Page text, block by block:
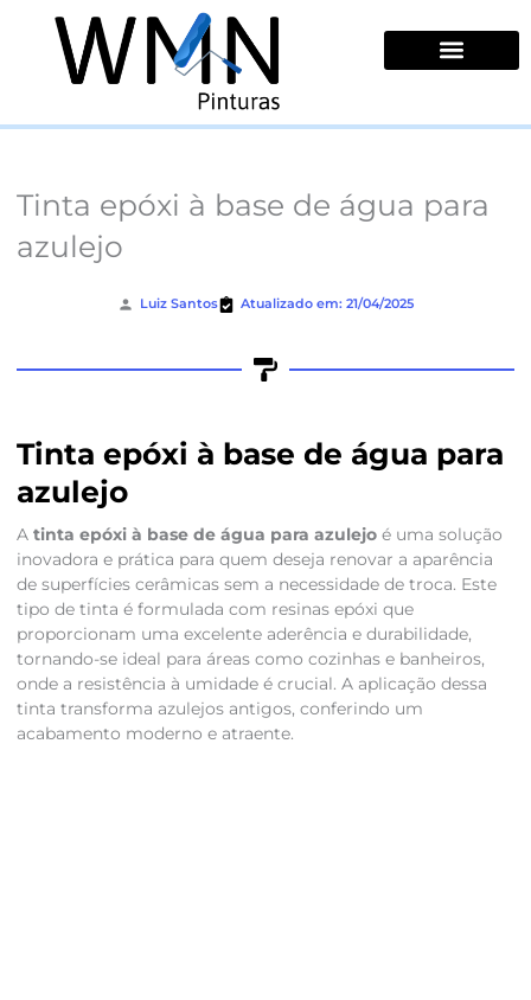
conteúdo
Tinta epóxi à base de água para
azulejo
Luiz Santos Atualizado em: 21/04/2025
Tinta epóxi à base de água para
azulejo
A tinta epóxi à base de água para azulejoé uma solução
inovadora e prática para quem deseja renovar a aparência
de superfícies cerâmicas sem a necessidade de troca. Este
tipo de tinta é formulada com resinas epóxi que
proporcionam uma excelente aderência e durabilidade,
tornando-se ideal para áreas como cozinhas e banheiros,
onde a resistência à umidade é crucial. A aplicação dessa
tinta transforma azulejos antigos, conferindo um
acabamento moderno e atraente.